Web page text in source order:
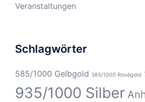
Veranstaltungen
Schlagwörter
585/1000 Gelbgold 585/1000 Roségold
935/1000 Silber